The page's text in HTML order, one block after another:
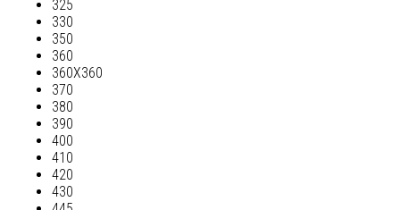
325
330
350
360
360Х360
370
380
390
400
410
420
430